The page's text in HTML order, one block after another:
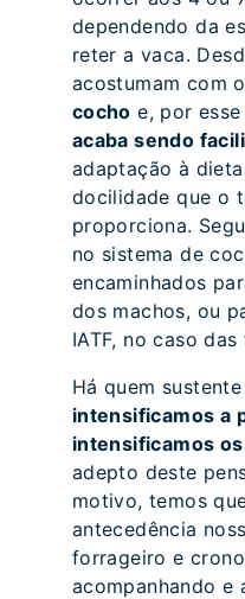
dependendo da
reter a vaca.
acostumam com
cocho e, por
acaba sendo
adaptação à
docilidade que o
proporciona.
no sistema de
encaminhados
dos machos, ou
IATF, no caso das
Há quem
intensificamos a
intensificamos
adepto deste
motivo, temos
antecedência
forrageiro e
acompanhando e